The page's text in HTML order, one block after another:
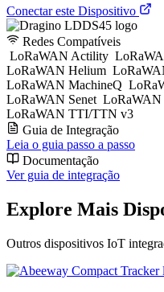
Conectar este Dispositivo
Redes Compatíveis
LoRaWAN Actility
LoRaWAN Helium
LoRaWAN MachineQ
LoRaWAN Senet LoRaWAN
LoRaWAN TTI/TTN v3
Guia de Integração
Leia o guia passo a passo
Documentação
Ver guia de integração
Explore Mais
Outros dispositivos IoT